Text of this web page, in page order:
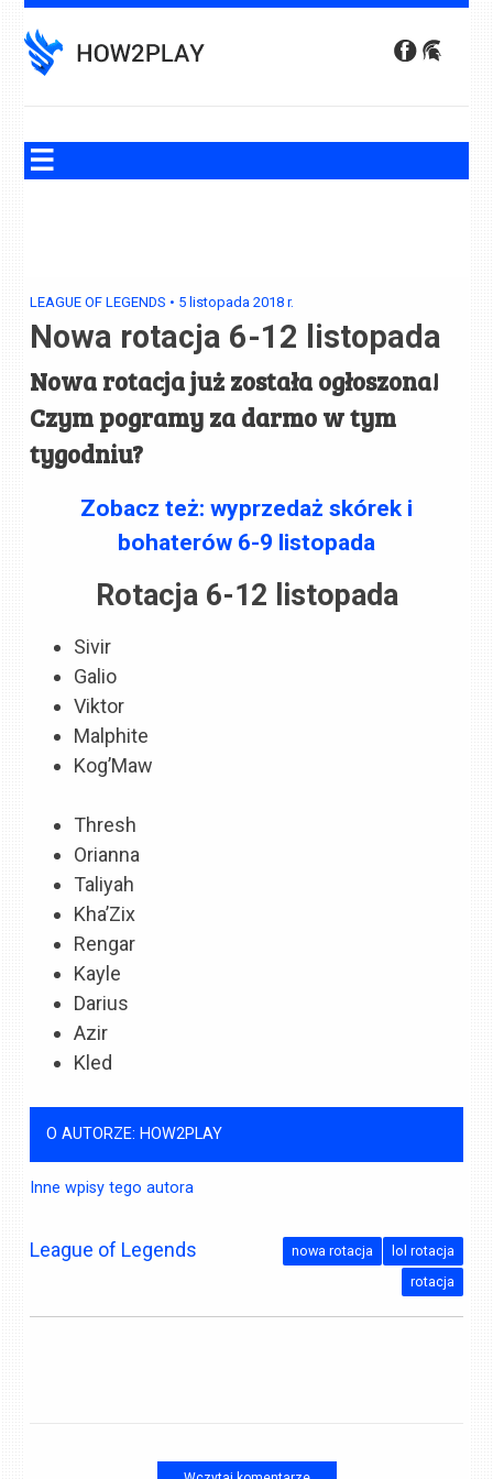
to
content
LEAGUE OF LEGENDS • 5 listopada 2018 r.
Nowa rotacja 6-12 listopada
Nowa rotacja już została ogłoszona!
Czym pogramy za darmo w tym
tygodniu?
Zobacz też: wyprzedaż skórek i
bohaterów 6-9 listopada
Rotacja 6-12 listopada
Sivir
Galio
Viktor
Malphite
Kog’Maw
Thresh
Orianna
Taliyah
Kha’Zix
Rengar
Kayle
Darius
Azir
Kled
O AUTORZE: HOW2PLAY
Inne wpisy tego autora
League of Legends lol rotacja
nowa rotacja
rotacja